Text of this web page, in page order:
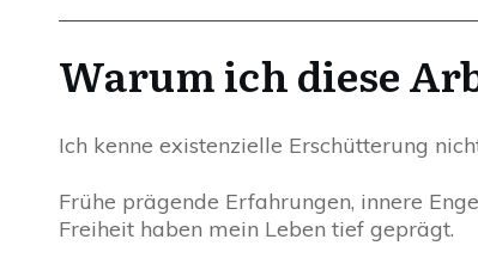
Warum ich diese
Ich kenne existenzielle Erschütterung
Frühe prägende Erfahrungen, innere
Freiheit haben mein Leben tief geprägt.